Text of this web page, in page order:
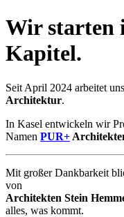
Wir starten
Kapitel.
Seit April 2024 arbeitet
Architektur.
In Kasel entwickeln wir
Namen PUR+
Mit großer Dankbarkeit
von
Architekten Stein
alles, was kommt.